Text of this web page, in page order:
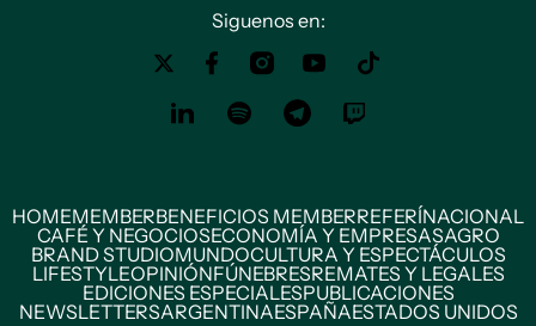
Siguenos en:
HOMEMEMBERBENEFICIOS MEMBERREFERÍNACIONAL
CAFÉ Y NEGOCIOSECONOMÍA Y EMPRESASAGRO
BRAND STUDIOMUNDOCULTURA Y ESPECTÁCULOS
LIFESTYLEOPINIÓNFÚNEBRESREMATES Y LEGALES
EDICIONES ESPECIALESPUBLICACIONES
NEWSLETTERSARGENTINAESPAÑAESTADOS UNIDOS